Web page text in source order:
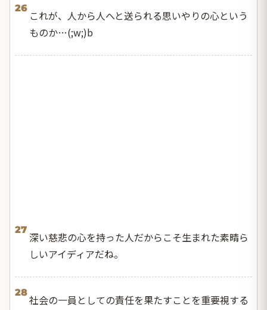
26
これが、人から人へと送られる思いやりの心という
ものか…(;w;)b
27
深い慈悲の心を持った人だからこそ生まれた素晴ら
しいアイディアだね。
28
社会の一員としての責任を果たすことを重要視する